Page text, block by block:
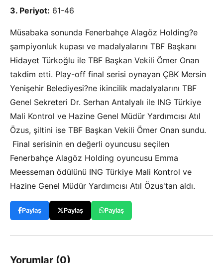
3. Periyot: 61-46
Müsabaka sonunda Fenerbahçe Alagöz Holding?e
şampiyonluk kupası ve madalyalarını TBF Başkanı
Hidayet Türkoğlu ile TBF Başkan Vekili Ömer Onan
takdim etti. Play-off final serisi oynayan ÇBK Mersin
Yenişehir Belediyesi?ne ikincilik madalyalarını TBF
Genel Sekreteri Dr. Serhan Antalyalı ile ING Türkiye
Mali Kontrol ve Hazine Genel Müdür Yardımcısı Atıl
Özus, şiltini ise TBF Başkan Vekili Ömer Onan sundu.
Final serisinin en değerli oyuncusu seçilen
Fenerbahçe Alagöz Holding oyuncusu Emma
Meesseman ödülünü ING Türkiye Mali Kontrol ve
Hazine Genel Müdür Yardımcısı Atıl Özus'tan aldı.
Paylaş Paylaş Paylaş
Yorumlar (0)